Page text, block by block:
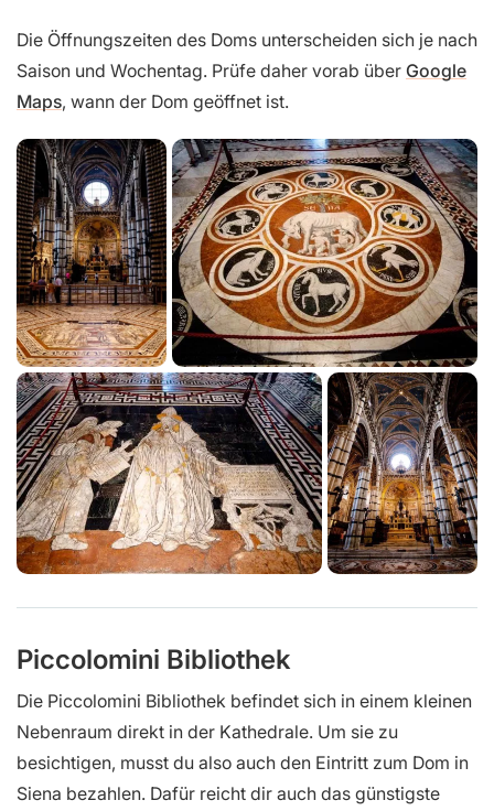
Die Öffnungszeiten des Doms unterscheiden sich je nach
Saison und Wochentag. Prüfe daher vorab über Google
Maps, wann der Dom geöffnet ist.
Piccolomini Bibliothek
Die Piccolomini Bibliothek befindet sich in einem kleinen
Nebenraum direkt in der Kathedrale. Um sie zu
besichtigen, musst du also auch den Eintritt zum Dom in
Siena bezahlen. Dafür reicht dir auch das günstigste